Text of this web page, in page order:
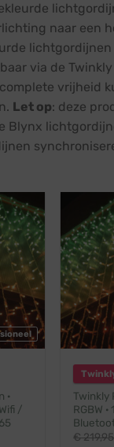
naar een
lichtgordijnen
via de Twinkly
vrijheid
Let op: deze
Blynx
·
/
Twinkly
RGBW
€219,95